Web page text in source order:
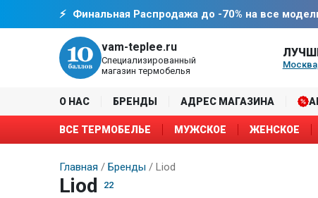
Финальная Распродажа до -70% на все
vam-teplee.ru
Специализированный
магазин термобелья
О НАС БРЕНДЫ АДРЕС МАГАЗИНА
ВСЕ ТЕРМОБЕЛЬЕ МУЖСКОЕ ЖЕНСКОЕ
Главная Бренды Liod
Liod 22